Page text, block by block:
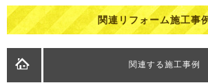
関連リフォーム施工事
関連する施工事例